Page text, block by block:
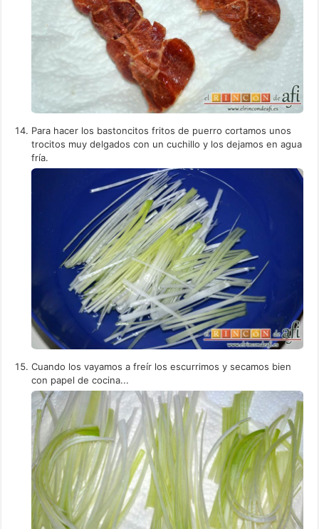
Para hacer los bastoncitos fritos de puerro cortamos unos
trocitos muy delgados con un cuchillo y los dejamos en agua
fría.
Cuando los vayamos a freír los escurrimos y secamos bien
con papel de cocina...